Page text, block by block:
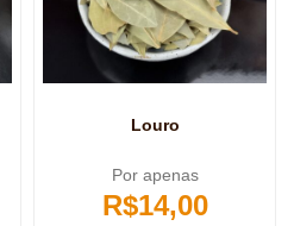
Louro
Por apenas
R$14,00